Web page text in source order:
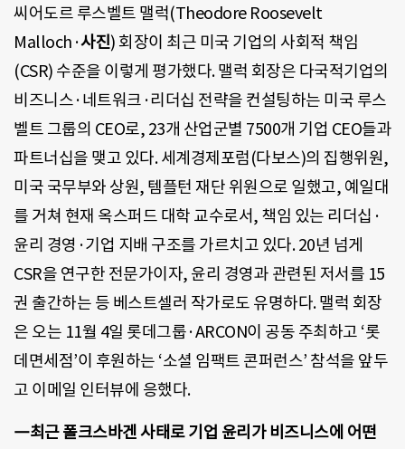
씨어도르 루스벨트 맬럭(Theodore Roosevelt
Malloch·사진) 회장이 최근 미국 기업의 사회적 책임
(CSR) 수준을 이렇게 평가했다. 맬럭 회장은 다국적기업의
비즈니스·네트워크·리더십 전략을 컨설팅하는 미국 루스
벨트 그룹의 CEO로, 23개 산업군별 7500개 기업 CEO들과
파트너십을 맺고 있다. 세계경제포럼(다보스)의 집행위원,
미국 국무부와 상원, 템플턴 재단 위원으로 일했고, 예일대
를 거쳐 현재 옥스퍼드 대학 교수로서, 책임 있는 리더십·
윤리 경영·기업 지배 구조를 가르치고 있다. 20년 넘게
CSR을 연구한 전문가이자, 윤리 경영과 관련된 저서를 15
권 출간하는 등 베스트셀러 작가로도 유명하다. 맬럭 회장
은 오는 11월 4일 롯데그룹·ARCON이 공동 주최하고 ‘롯
데면세점’이 후원하는 ‘소셜 임팩트 콘퍼런스’ 참석을 앞두
고 이메일 인터뷰에 응했다.
―최근 폴크스바겐 사태로 기업 윤리가 비즈니스에 어떤